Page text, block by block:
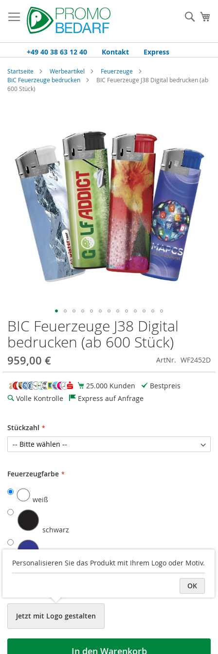
Inhalt
springen
+49 40 38 63 12 40 Kontakt Express
Startseite Werbeartikel
Feuerzeuge
BiC Feuerzeuge bedrucken
BIC Feuerzeuge J38 Digital bedrucken (ab
600 Stück)
BIC Feuerzeuge J38 Digital
bedrucken (ab 600 Stück)
959,00 € ArtNr. WF2452D
25.000 Kunden
Bestpreis
Volle Kontrolle
Express auf Anfrage
Stückzahl
Feuerzeugfarbe
weiß
schwarz
blau
Jetzt mit Logo gestalten
In den Warenkorb
Zum
Anfang
der
springen
Personalisieren Sie das Produkt mit Ihrem Logo oder Motiv.
OK